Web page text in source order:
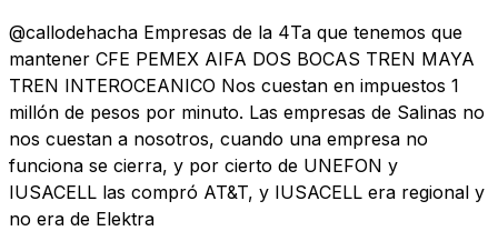
@callodehacha Empresas de la 4Ta que tenemos que
mantener CFE PEMEX AIFA DOS BOCAS TREN MAYA
TREN INTEROCEANICO Nos cuestan en impuestos 1
millón de pesos por minuto. Las empresas de Salinas no
nos cuestan a nosotros, cuando una empresa no
funciona se cierra, y por cierto de UNEFON y
IUSACELL las compró AT&T, y IUSACELL era regional y
no era de Elektra